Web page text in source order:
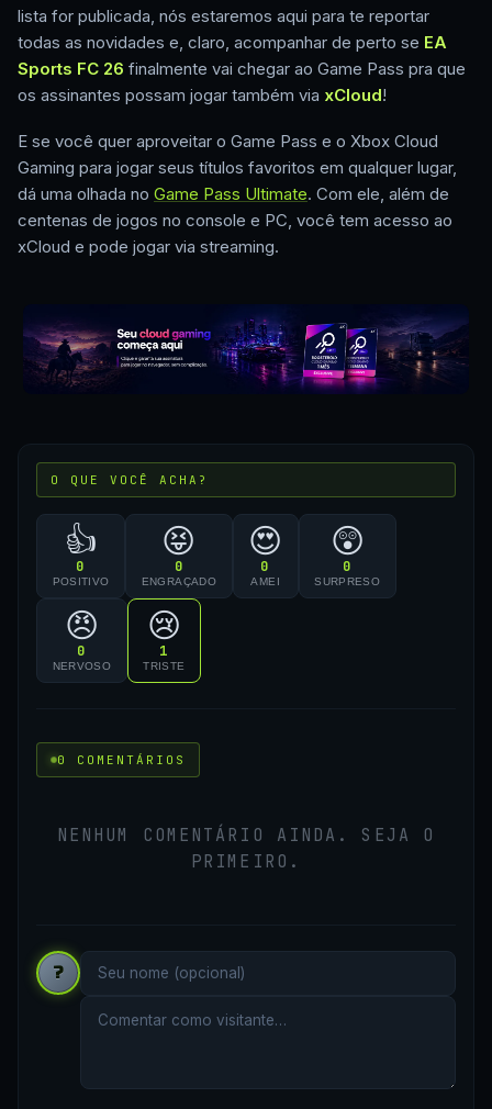
lista for publicada, nós estaremos aqui para te reportar
todas as novidades e, claro, acompanhar de perto se EA
Sports FC 26 finalmente vai chegar ao Game Pass pra que
os assinantes possam jogar também via xCloud!
E se você quer aproveitar o Game Pass e o Xbox Cloud
Gaming para jogar seus títulos favoritos em qualquer lugar,
dá uma olhada no Game Pass Ultimate. Com ele, além de
centenas de jogos no console e PC, você tem acesso ao
xCloud e pode jogar via streaming.
O QUE VOCÊ ACHA?
👍
0
POSITIVO
😝
0
ENGRAÇADO
😍
0
AMEI
😲
0
SURPRESO
😠
0
NERVOSO
😢
1
TRISTE
0 COMENTÁRIOS
NENHUM COMENTÁRIO AINDA. SEJA O
PRIMEIRO.
?